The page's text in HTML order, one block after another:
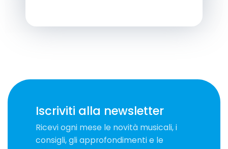
Iscriviti alla newsletter
Ricevi ogni mese le novità musicali, i
consigli, gli approfondimenti e le